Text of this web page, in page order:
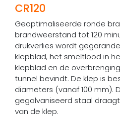
CR120​
Geoptimaliseerde ronde
brandweerstand tot 120
drukverlies wordt
klepblad, het smeltlood in
klepblad en de
tunnel bevindt. De klep is
diameters (vanaf 100 mm).
gegalvaniseerd staal
van de klep.